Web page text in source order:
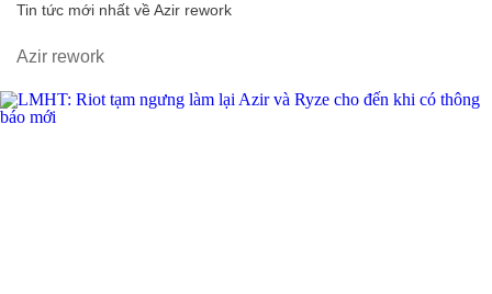
Tin tức mới nhất vềAzir rework
Azir rework